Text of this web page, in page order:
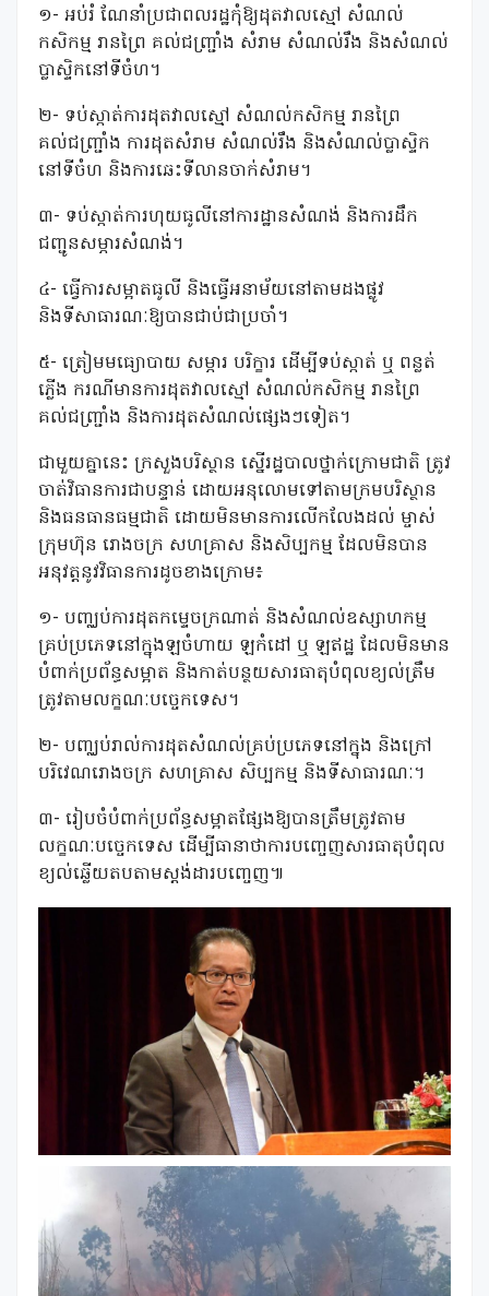
១- អប់រំ ណែនាំប្រជាពលរដ្ឋកុំឱ្យដុតវាលស្មៅ សំណល់
កសិកម្ម រានព្រៃ គល់ជញ្ជ្រាំង សំរាម សំណល់រឹង និងសំណល់
ប្លាស្ទិកនៅទីចំហ។
២- ទប់ស្កាត់ការដុតវាលស្មៅ សំណល់កសិកម្ម រានព្រៃ
គល់ជញ្ជ្រាំង ការដុតសំរាម សំណល់រឹង និងសំណល់ប្លាស្ទិក
នៅទីចំហ និងការឆេះទីលានចាក់សំរាម។
៣- ទប់ស្កាត់ការហុយធូលីនៅការដ្ឋានសំណង់ និងការដឹក
ជញ្ជូនសម្ភារសំណង់។
៤- ធ្វើការសម្អាតធូលី និងធ្វើអនាម័យនៅតាមដងផ្លូវ
និងទីសាធារណៈឱ្យបានជាប់ជាប្រចាំ។
៥- ត្រៀមមធ្យោបាយ សម្ភារ បរិក្ខារ ដើម្បីទប់ស្កាត់ ឬ ពន្លត់
ភ្លើង ករណីមានការដុតវាលស្មៅ សំណល់កសិកម្ម រានព្រៃ
គល់ជញ្ជ្រាំង និងការដុតសំណល់ផ្សេងៗទៀត។
ជាមួយគ្នានេះ ក្រសួងបរិស្ថាន ស្នើរដ្ឋបាលថ្នាក់ក្រោមជាតិ ត្រូវ
ចាត់វិធានការជាបន្ទាន់ ដោយអនុលោមទៅតាមក្រមបរិស្ថាន
និងធនធានធម្មជាតិ ដោយមិនមានការលើកលែងដល់ ម្ចាស់
ក្រុមហ៊ុន រោងចក្រ សហគ្រាស និងសិប្បកម្ម ដែលមិនបាន
អនុវត្តនូវវិធានការដូចខាងក្រោម៖
១- បញ្ឈប់ការដុតកម្ទេចក្រណាត់ និងសំណល់ឧស្សាហកម្ម
គ្រប់ប្រភេទនៅក្នុងឡចំហាយ ឡកំដៅ ឬ ឡឥដ្ឋ ដែលមិនមាន
បំពាក់ប្រព័ន្ធសម្អាត និងកាត់បន្ថយសារធាតុបំពុលខ្យល់ត្រឹម
ត្រូវតាមលក្ខណៈបច្ចេកទេស។
២- បញ្ឈប់រាល់ការដុតសំណល់គ្រប់ប្រភេទនៅក្នុង និងក្រៅ
បរិវេណរោងចក្រ សហគ្រាស សិប្បកម្ម និងទីសាធារណៈ។
៣- រៀបចំបំពាក់ប្រព័ន្ធសម្អាតផ្សែងឱ្យបានត្រឹមត្រូវតាម
លក្ខណៈបច្ចេកទេស ដើម្បីធានាថាការបញ្ចេញសារធាតុបំពុល
ខ្យល់ឆ្លើយតបតាមស្តង់ដារបញ្ចេញ៕